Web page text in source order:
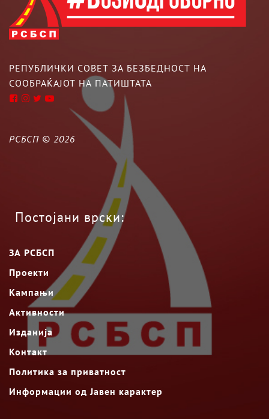
РЕПУБЛИЧКИ СОВЕТ ЗА БЕЗБЕДНОСТ НА
СООБРАЌАЈОТ НА ПАТИШТАТА
РСБСП © 2026
Постојани врски:
ЗА РСБСП
Проекти
Кампањи
Активности
Изданија
Контакт
Политика за приватност
Информации од Јавен карактер